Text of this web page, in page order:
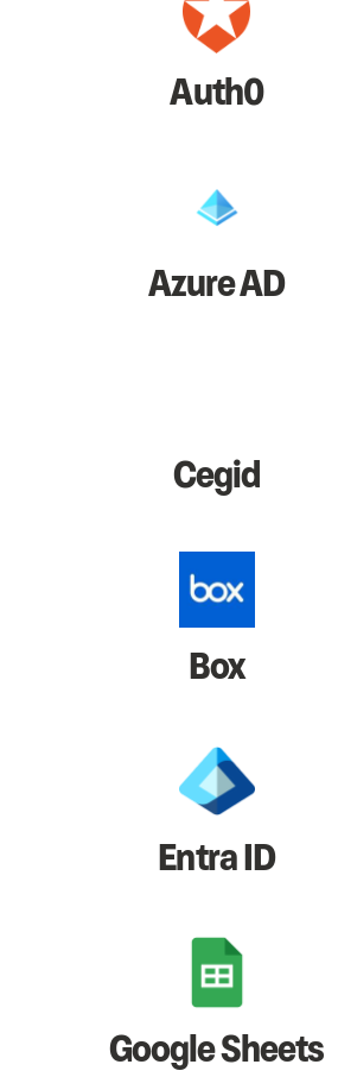
Auth0
Azure AD
Cegid
Box
Entra ID
Google Sheets